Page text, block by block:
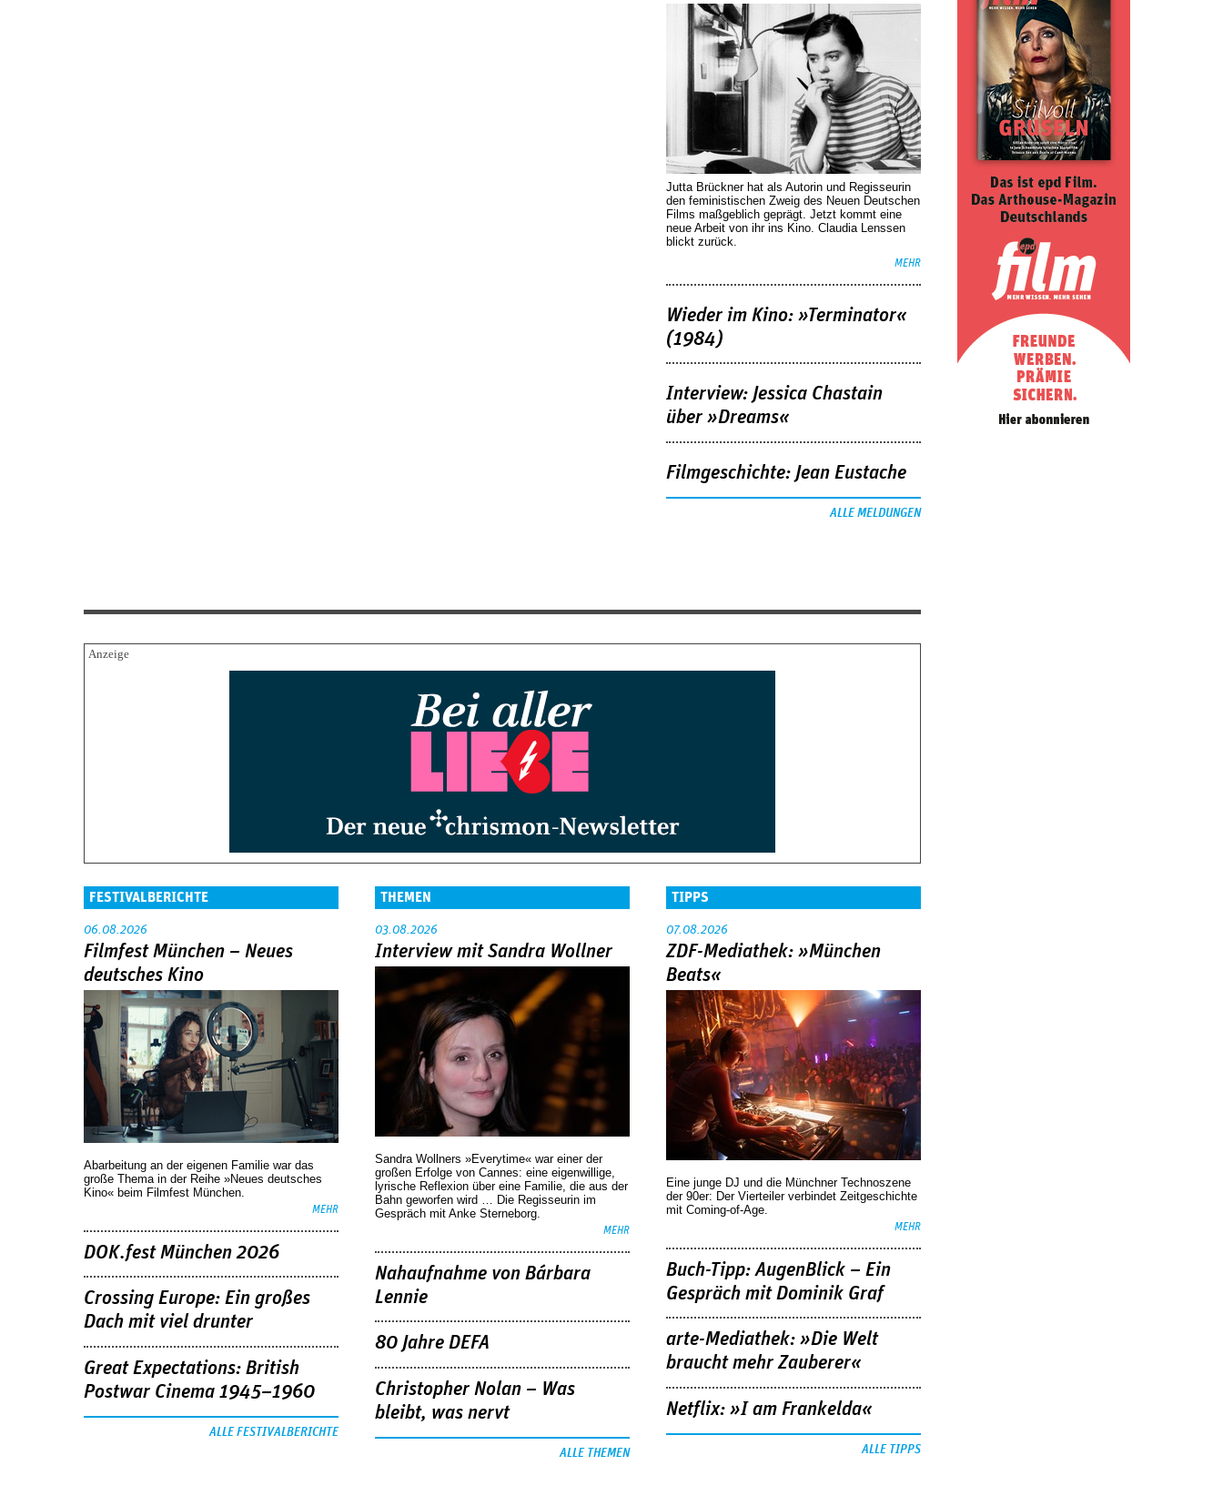
Jutta Brückner hat als Autorin und Regisseurin
den feministischen Zweig des Neuen Deutschen
Films maßgeblich geprägt. Jetzt kommt eine
neue Arbeit von ihr ins Kino. Claudia Lenssen
blickt zurück.
MEHR
Wieder im Kino: »Terminator«
(1984)
Interview: Jessica Chastain
über »Dreams«
Filmgeschichte: Jean Eustache
ALLE MELDUNGEN
FESTIVALBERICHTE
06.08.2026
Filmfest München – Neues
deutsches Kino
Abarbeitung an der eigenen Familie war das
große Thema in der Reihe »Neues deutsches
Kino« beim Filmfest München.
MEHR
DOK.fest München 2026
Crossing Europe: Ein großes
Dach mit viel drunter
Great Expectations: British
Postwar Cinema 1945–1960
ALLE FESTIVALBERICHTE
THEMEN
03.08.2026
Interview mit Sandra Wollner
Sandra Wollners »Everytime« war einer der
großen Erfolge von Cannes: eine eigenwillige,
lyrische Reflexion über eine ­Familie, die aus der
Bahn geworfen wird … Die Regisseurin im
Gespräch mit Anke Sterneborg.
MEHR
Nahaufnahme von Bárbara
Lennie
80 Jahre DEFA
Christopher Nolan – Was
bleibt, was nervt
ALLE THEMEN
TIPPS
07.08.2026
ZDF-Mediathek: »München
Beats«
Eine junge DJ und die Münchner Technoszene
der 90er: Der Vierteiler verbindet Zeitgeschichte
mit Coming-of-Age.
MEHR
Buch-Tipp: AugenBlick – Ein
Gespräch mit Dominik Graf
arte-Mediathek: »Die Welt
braucht mehr Zauberer«
Netflix: »I am Frankelda«
ALLE TIPPS